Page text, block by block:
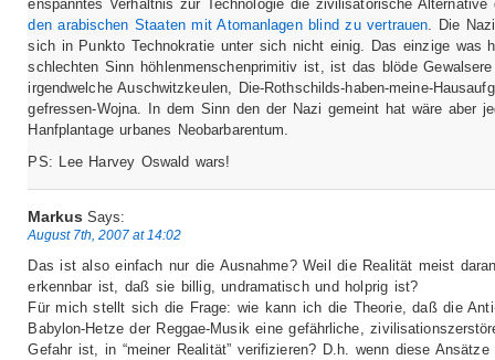
enspanntes Verhältnis zur Technologie die zivilisatorische Alternative
den arabischen Staaten mit Atomanlagen blind zu vertrauen . Die
sich in Punkto Technokratie unter sich nicht einig. Das einzige was
schlechten Sinn höhlenmenschenprimitiv ist, ist das blöde
irgendwelche Auschwitzkeulen, Die-Rothschilds-haben-meine-
gefressen-Wojna. In dem Sinn den der Nazi gemeint hat wäre aber
Hanfplantage urbanes Neobarbarentum.
PS: Lee Harvey Oswald wars!
Markus Says:
August 7th, 2007 at 14:02
Das ist also einfach nur die Ausnahme? Weil die Realität meist
erkennbar ist, daß sie billig, undramatisch und holprig ist?
Für mich stellt sich die Frage: wie kann ich die Theorie, daß die
Babylon-Hetze der Reggae-Musik eine gefährliche,
Gefahr ist, in “meiner Realität” verifizieren? D.h. wenn diese